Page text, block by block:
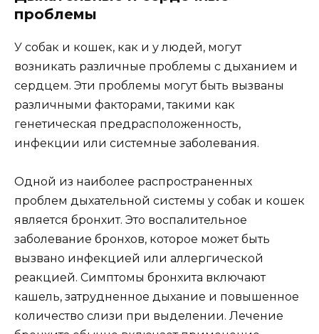
проблемы
У собак и кошек, как и у людей, могут
возникать различные проблемы с дыханием и
сердцем. Эти проблемы могут быть вызваны
различными факторами, такими как
генетическая предрасположенность,
инфекции или системные заболевания.
Одной из наиболее распространенных
проблем дыхательной системы у собак и кошек
является бронхит. Это воспалительное
заболевание бронхов, которое может быть
вызвано инфекцией или аллергической
реакцией. Симптомы бронхита включают
кашель, затрудненное дыхание и повышенное
количество слизи при выделении. Лечение